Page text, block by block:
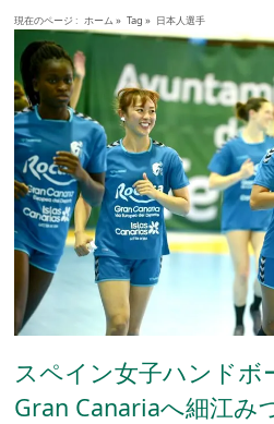
現在のページ : ホーム » Tag » 日本人選手
スペイン女子ハンドボ
Gran Canariaへ細江み